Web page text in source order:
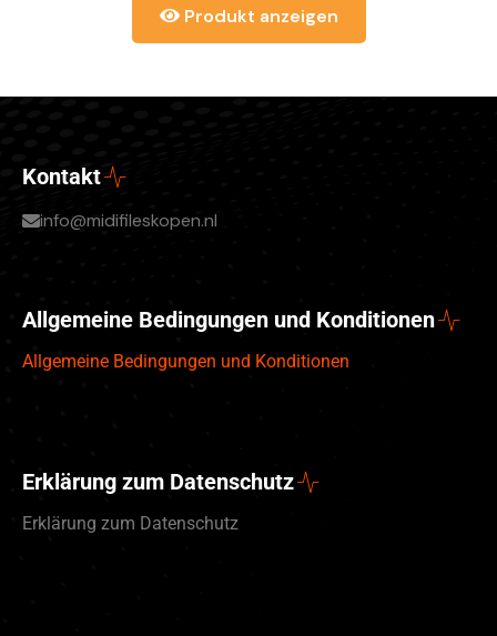
Produkt anzeigen
Kontakt
info@midifileskopen.nl
Allgemeine Bedingungen und Konditionen
Allgemeine Bedingungen und Konditionen
Erklärung zum Datenschutz
Erklärung zum Datenschutz